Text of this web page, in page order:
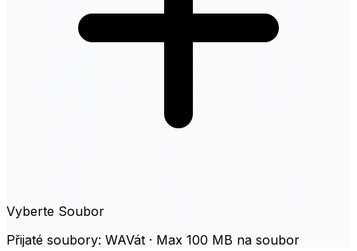
Vyberte Soubor
Přijaté soubory: WAVát · Max 100 MB na soubor